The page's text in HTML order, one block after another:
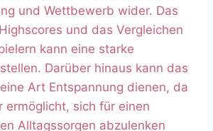
und Wettbewerb wider. Das
und das Vergleichen
kann eine starke
Darüber hinaus kann das
Art Entspannung dienen, da
ermöglicht, sich für einen
Alltagssorgen abzulenken